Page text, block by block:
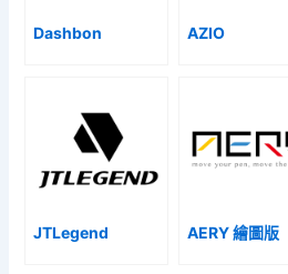
Dashbon AZIO
JTLegend AERY 繪圖版